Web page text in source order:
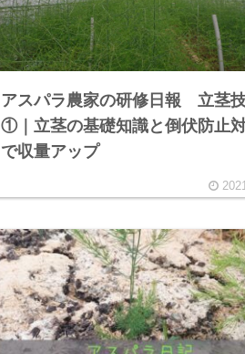
アスパラ農家の研修日報 立茎
①｜立茎の基礎知識と倒伏防止
で収量アップ